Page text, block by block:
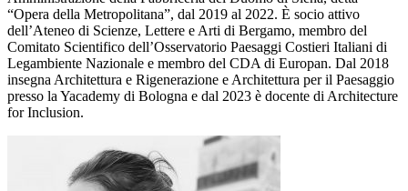
“Opera della Metropolitana”, dal 2019 al 2022. È socio attivo
dell’Ateneo di Scienze, Lettere e Arti di Bergamo, membro del
Comitato Scientifico dell’Osservatorio Paesaggi Costieri Italiani di
Legambiente Nazionale e membro del CDA di Europan. Dal 2018
insegna Architettura e Rigenerazione e Architettura per il Paesaggio
presso la Yacademy di Bologna e dal 2023 è docente di Architecture
for Inclusion.